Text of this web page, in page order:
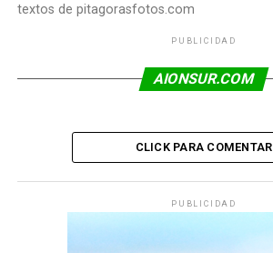
textos de pitagorasfotos.com
PUBLICIDAD
AIONSUR.COM
CLICK PARA COMENTAR
PUBLICIDAD